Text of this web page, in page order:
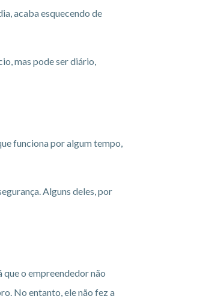
acaba esquecendo de
mas pode ser diário,
funciona por algum tempo,
Alguns deles, por
o empreendedor não
No entanto, ele não fez a